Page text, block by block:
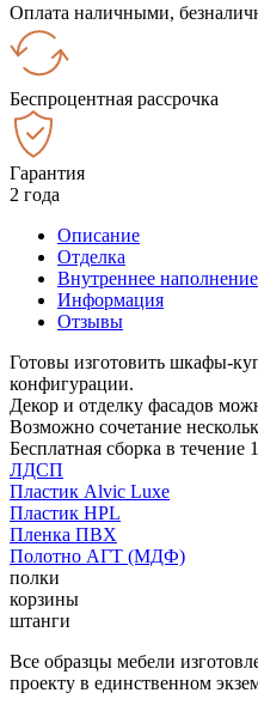
Оплата наличными,
Беспроцентная рассрочка
Гарантия
2 года
Описание
Отделка
Внутреннее наполнение
Информация
Отзывы
Готовы изготовить шкафы-
конфигурации.
Декор и отделку фасадов
Возможно сочетание
Бесплатная сборка в течение
ЛДСП
Пластик Alvic Luxe
Пластик HPL
Пленка ПВХ
Полотно АГТ (МДФ)
полки
корзины
штанги
Все образцы мебели
проекту в единственном